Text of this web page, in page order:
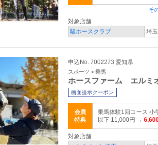
そ
対象店舗
駿ホースクラブ
埼
申込No. 7002273 愛知県
スポーツ > 乗馬
ホースファーム エルミ
画面提示クーポン
会員
特典
乗馬体験1回コース 小
以下 11,000円 →
対象店舗